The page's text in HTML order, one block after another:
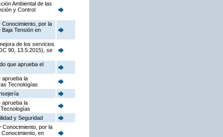
Ambiental de las
y Control
por la
Tensión en
de los servicios
90, 13.5.2015), se
que aprueba el
aprueba la
Tecnologías
aprueba la
y Seguridad
Conocimiento, por la
en